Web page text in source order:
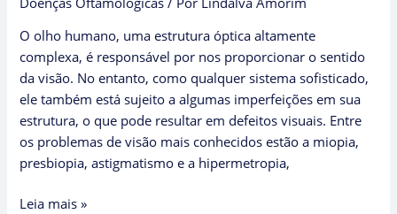
O olho humano, uma estrutura óptica altamente
complexa, é responsável por nos proporcionar o sentido
da visão. No entanto, como qualquer sistema sofisticado,
ele também está sujeito a algumas imperfeições em sua
estrutura, o que pode resultar em defeitos visuais. Entre
os problemas de visão mais conhecidos estão a miopia,
presbiopia, astigmatismo e a hipermetropia,
Visual
e
Correções
Leia mais »